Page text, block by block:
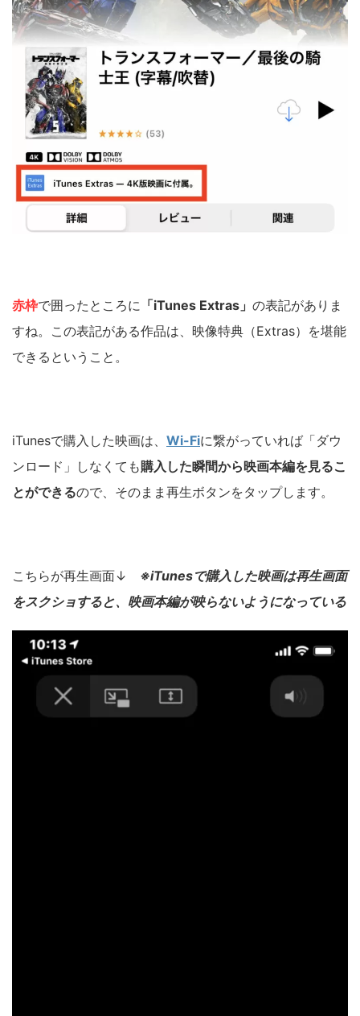
赤枠で囲ったところに 「iTunes Extras」 の表記がありま
すね。この表記がある作品は、映像特典（Extras）を堪能
できるということ。
iTunesで購入した映画は、 Wi-Fiに繋がっていれば「ダウ
ンロード」しなくても購入した瞬間から映画本編を見るこ
とができるので、そのまま再生ボタンをタップします。
こちらが再生画面↓ ※iTunesで購入した映画は再生画面
をスクショすると、映画本編が映らないようになっている